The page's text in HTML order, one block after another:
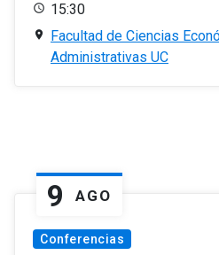
15:30
Facultad de Ciencias
Administrativas UC
9 AGO
Conferencias